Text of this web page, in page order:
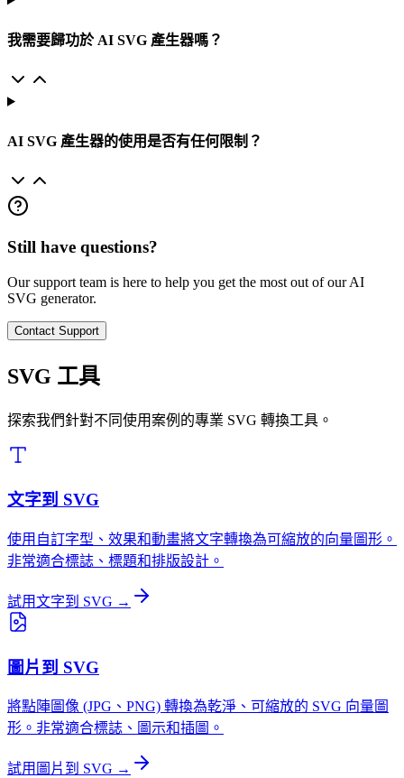
我需要歸功於 AI SVG 產生器嗎？
AI SVG 產生器的使用是否有任何限制？
Still have questions?
Our support team is here to help you get the most out of our AI
SVG generator.
Contact Support
SVG 工具
探索我們針對不同使用案例的專業 SVG 轉換工具。
文字到 SVG
使用自訂字型、效果和動畫將文字轉換為可縮放的向量圖形。
非常適合標誌、標題和排版設計。
試用文字到 SVG →
圖片到 SVG
將點陣圖像 (JPG、PNG) 轉換為乾淨、可縮放的 SVG 向量圖
形。非常適合標誌、圖示和插圖。
試用圖片到 SVG →